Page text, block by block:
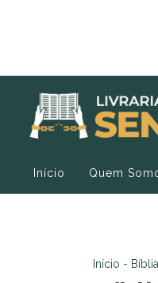
Início Quem
Início - Bíblia